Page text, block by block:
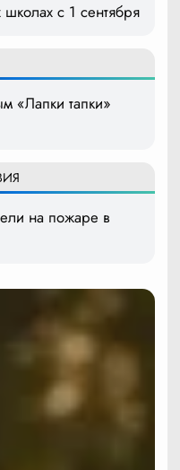
школах с 1 сентября
«Лапки тапки»
на пожаре в